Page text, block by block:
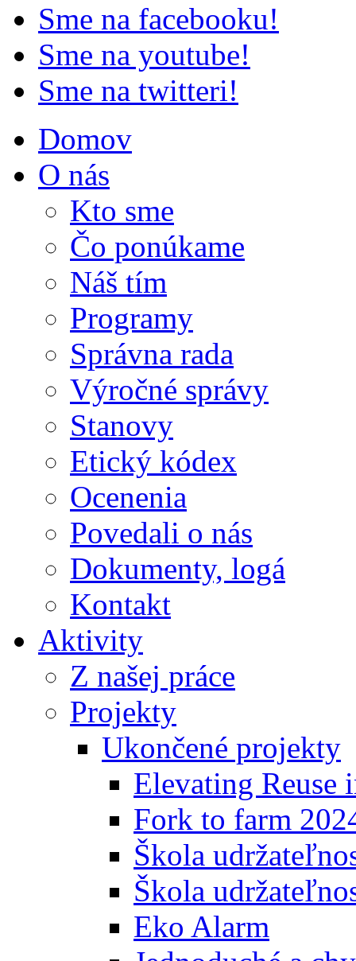
Sme na facebooku!
Sme na youtube!
Sme na twitteri!
Domov
O nás
Kto sme
Čo ponúkame
Náš tím
Programy
Správna rada
Výročné správy
Stanovy
Etický kódex
Ocenenia
Povedali o nás
Dokumenty, logá
Kontakt
Aktivity
Z našej práce
Projekty
Ukončené projekty
Elevating Reuse
Fork to farm
Škola
Škola
Eko Alarm